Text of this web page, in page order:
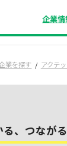
企業情
業を探す アクテ
る、つなが